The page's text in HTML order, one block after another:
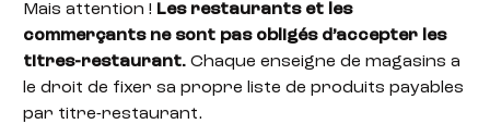
Mais attention ! Les restaurants et les
commerçants ne sont pas obligés d’accepter les
titres-restaurant. Chaque enseigne de magasins a
le droit de fixer sa propre liste de produits payables
par titre-restaurant.